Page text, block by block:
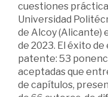
cuestiones
Universidad
de Alcoy (Alicante)
de 2023. El éxito
patente: 53
aceptadas que
de capítulos,